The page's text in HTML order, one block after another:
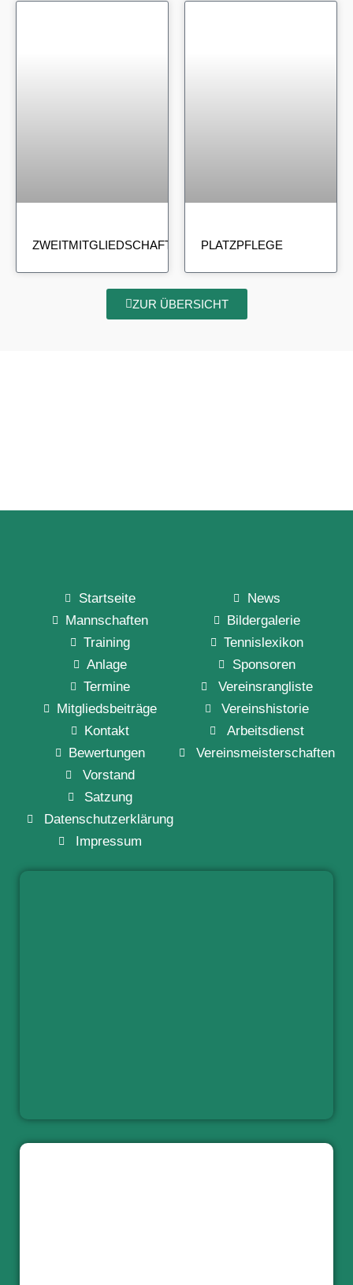
ZWEITMITGLIEDSCHAFT PLATZPFLEGE
ZUR ÜBERSICHT
Startseite
Mannschaften
Training
Anlage
News
Bildergalerie
Tennislexikon
Sponsoren
Termine
Mitgliedsbeiträge
Kontakt
Bewertungen
Vereinsrangliste
Vereinshistorie
Arbeitsdienst
Vereinsmeisterschaften
Vorstand
Satzung
Datenschutzerklärung
Impressum